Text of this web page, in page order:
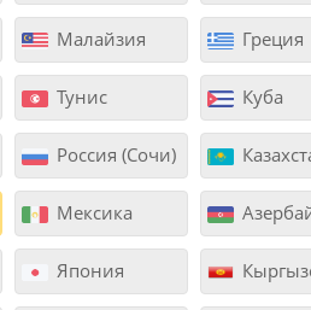
Малайзия Греция
Тунис Куба
Россия (Сочи)
Мексика
Япония